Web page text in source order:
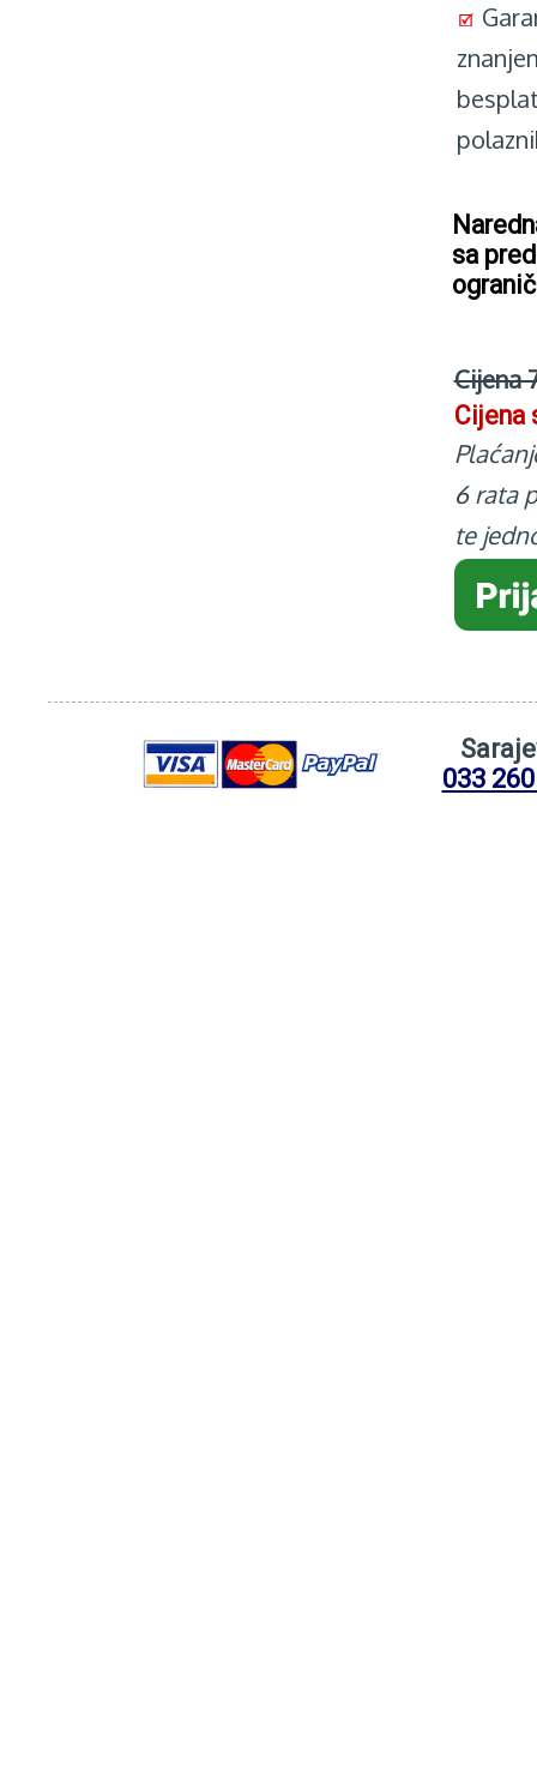
sa
Cijena
Cijena
6 rata
te
033